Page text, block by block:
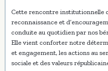
Cette rencontre institutionnelle
reconnaissance et
conduite au quotidien par nos
Elle vient conforter notre
et engagement, les actions au
sociale et des valeurs